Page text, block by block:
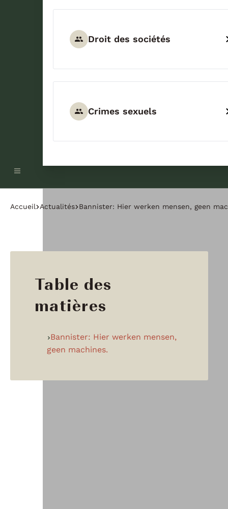
Droit des sociétés
Crimes sexuels
Accueil Actualités Bannister: Hier werken mensen, geen
Table des
matières
Bannister: Hier werken mensen,
geen machines.